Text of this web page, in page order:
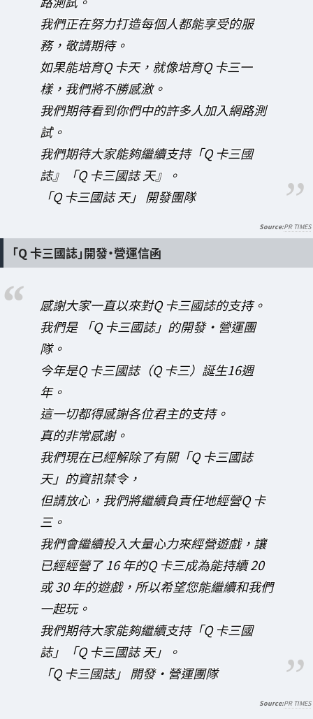
我們正在努力打造每個人都能享受的服
務，敬請期待。
如果能培育Q 卡天，就像培育Q 卡三一
樣，我們將不勝感激。
我們期待看到你們中的許多人加入網路測
試。
我們期待大家能夠繼續支持「Q 卡三國
誌』「Q 卡三國誌 天』。
「Q 卡三國誌 天」 開發團隊
PR TIMES
「Q 卡三國誌」開發・營運信函
感謝大家一直以來對Q 卡三國誌的支持。
我們是 「Q 卡三國誌」的開發・營運團
隊。
今年是Q 卡三國誌（Q 卡三）誕生16週
年。
這一切都得感謝各位君主的支持。
真的非常感謝。
我們現在已經解除了有關「Q 卡三國誌
天」的資訊禁令，
但請放心，我們將繼續負責任地經營Q 卡
三。
我們會繼續投入大量心力來經營遊戲，讓
已經經營了 16 年的Q 卡三成為能持續 20
或 30 年的遊戲，所以希望您能繼續和我們
一起玩。
我們期待大家能夠繼續支持「Q 卡三國
誌」「Q 卡三國誌 天」。
「Q 卡三國誌」 開發・營運團隊
PR TIMES